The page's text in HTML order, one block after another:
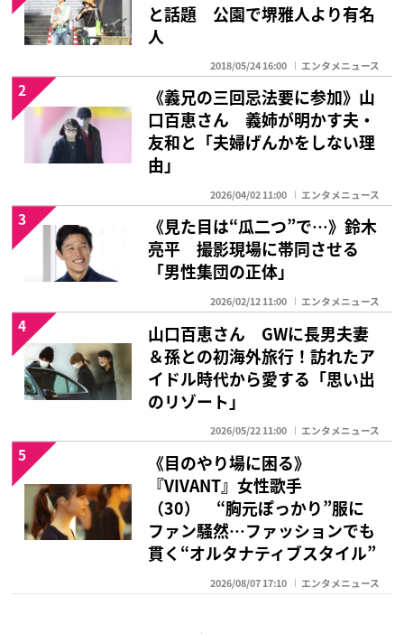
と話題 公園で堺雅人より有名
人
2018/05/24 16:00 エンタメニュース
《義兄の三回忌法要に参加》山
口百恵さん 義姉が明かす夫・
友和と「夫婦げんかをしない理
由」
2026/04/02 11:00 エンタメニュース
2
《見た目は“瓜二つ”で…》鈴木
亮平 撮影現場に帯同させる
「男性集団の正体」
2026/02/12 11:00 エンタメニュース
3
山口百恵さん GWに長男夫妻
＆孫との初海外旅行！訪れたア
イドル時代から愛する「思い出
のリゾート」
2026/05/22 11:00 エンタメニュース
4
《目のやり場に困る》
『VIVANT』女性歌手
（30） “胸元ぽっかり”服に
ファン騒然…ファッションでも
貫く“オルタナティブスタイル”
2026/08/07 17:10 エンタメニュース
5